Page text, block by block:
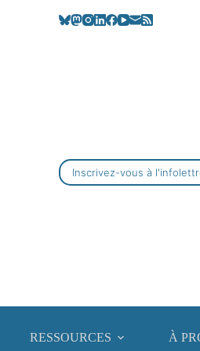
Inscrivez-vous à
RESSOURCES À